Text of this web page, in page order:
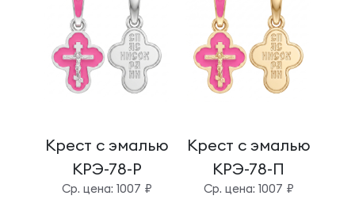
Крест с эмалью
КРЭ-78-Р
Cр. цена: 1007 ₽
Крест с эмалью
КРЭ-78-П
Cр. цена: 1007 ₽